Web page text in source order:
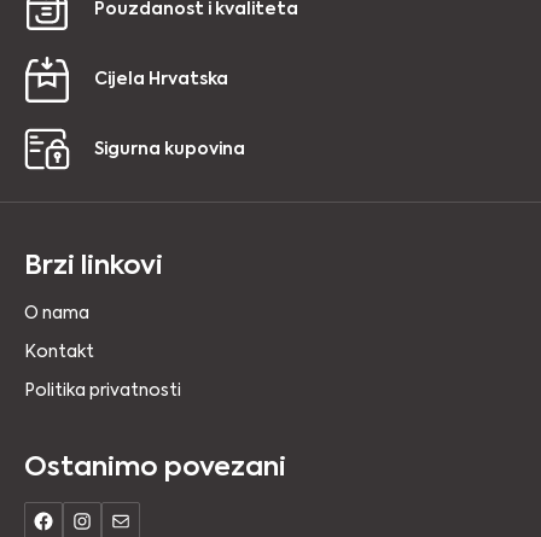
Pouzdanost i kvaliteta
Cijela Hrvatska
Sigurna kupovina
Brzi linkovi
O nama
Kontakt
Politika privatnosti
Ostanimo povezani